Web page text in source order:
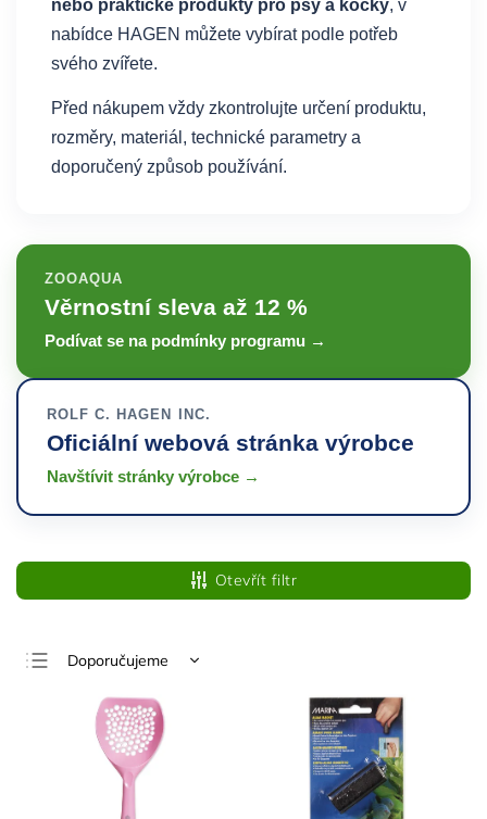
nebo praktické produkty pro psy a kočky, v
nabídce HAGEN můžete vybírat podle potřeb
svého zvířete.
Před nákupem vždy zkontrolujte určení produktu,
rozměry, materiál, technické parametry a
doporučený způsob používání.
ZOOAQUA
Věrnostní sleva až 12 %
Podívat se na podmínky programu →
ROLF C. HAGEN INC.
Oficiální webová stránka výrobce
Navštívit stránky výrobce →
Otevřít filtr
Doporučujeme
Nejlevnější
Nejdražší
Nejprodávanější
Abecedně